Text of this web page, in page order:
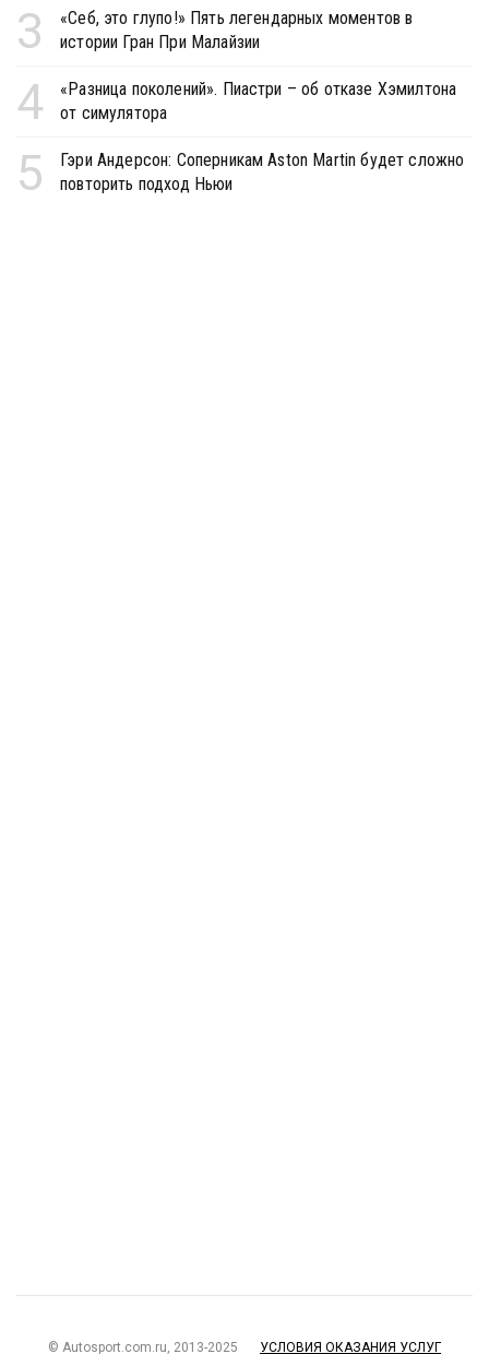
3
«Себ, это глупо!» Пять легендарных моментов в
истории Гран При Малайзии
4
«Разница поколений». Пиастри – об отказе Хэмилтона
от симулятора
5
Гэри Андерсон: Соперникам Aston Martin будет сложно
повторить подход Ньюи
© Autosport.com.ru, 2013-2025 УСЛОВИЯ ОКАЗАНИЯ УСЛУГ